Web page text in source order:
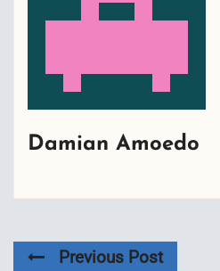
Damian Amoedo
Previous Post